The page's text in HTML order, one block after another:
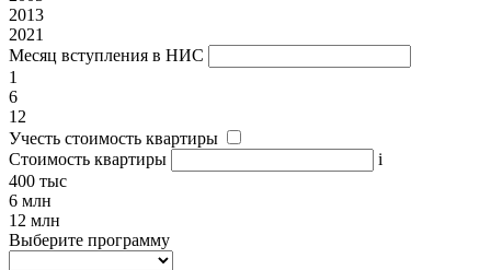
2013
2021
Месяц вступления в НИС
1
6
12
Учесть стоимость квартиры
Стоимость квартиры
i
400 тыс
6 млн
12 млн
Выберите программу